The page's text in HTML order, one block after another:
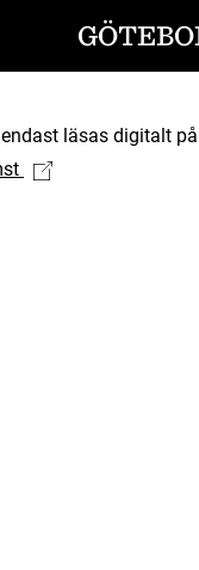
läsas digitalt